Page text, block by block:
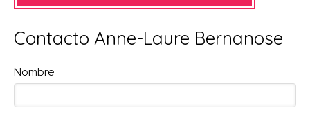
Contacto Anne-Laure Bernanose
Nombre